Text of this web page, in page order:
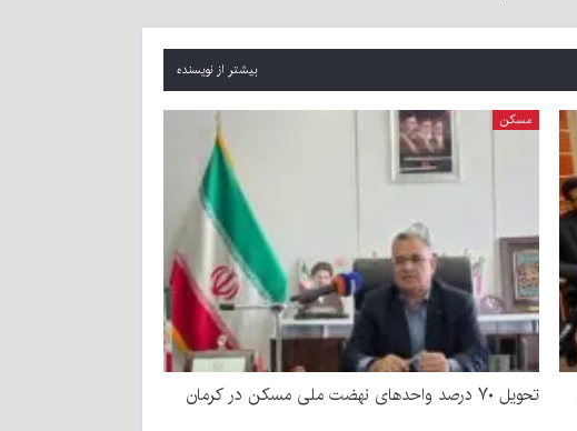
بیشتر از نویسنده
مسکن
تحویل ۷۰ درصد واحدهای نهضت ملی مسکن در کرمان